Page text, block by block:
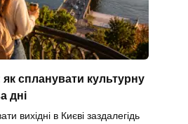
як спланувати культурну
дні
вихідні в Києві заздалегідь